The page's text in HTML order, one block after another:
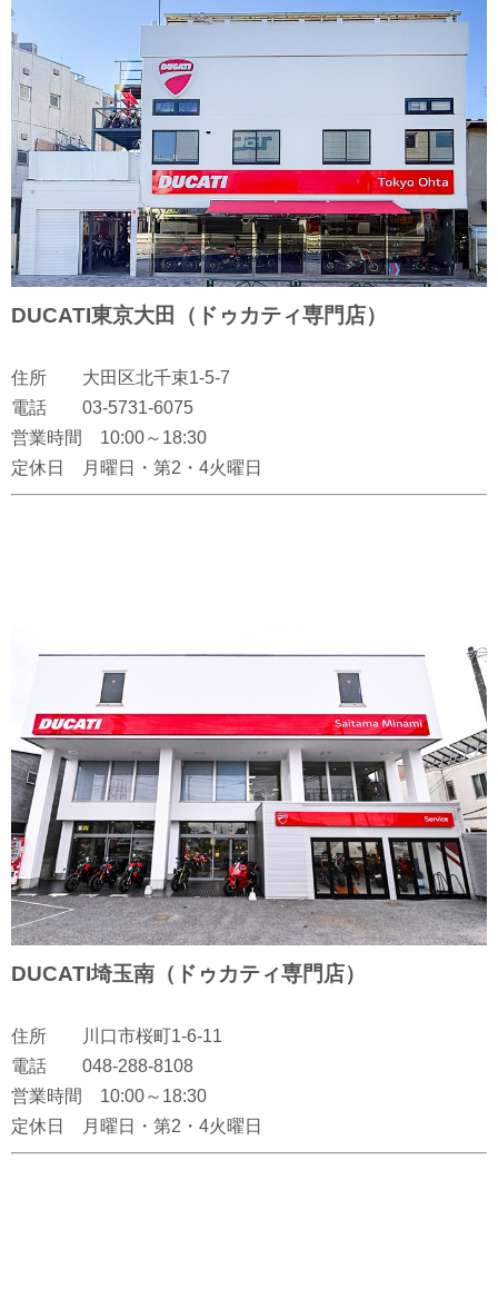
DUCATI東京大田（ドゥカティ専門店）
住所 大田区北千束1-5-7
電話 03-5731-6075
営業時間 10:00～18:30
定休日 月曜日・第2・4火曜日
DUCATI埼玉南（ドゥカティ専門店）
住所 川口市桜町1-6-11
電話 048-288-8108
営業時間 10:00～18:30
定休日 月曜日・第2・4火曜日